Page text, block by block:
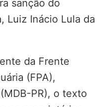
sanção do
Luiz Inácio Lula da
da Frente
(FPA),
PR), o texto